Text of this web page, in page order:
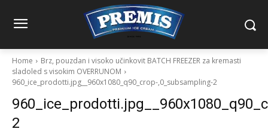
Home
Brz, pouzdan i visoko učinkovit BATCH FREEZER za kremasti
sladoled s visokim OVERRUNOM
960_ice_prodotti.jpg__960x1080_q90_crop-,0_subsampling-2
2